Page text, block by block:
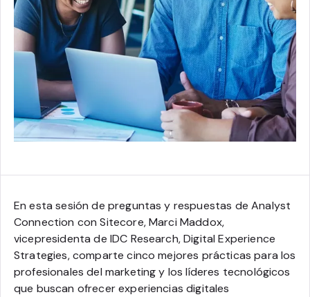
En esta sesión de preguntas y respuestas de Analyst
Connection con Sitecore, Marci Maddox,
vicepresidenta de IDC Research, Digital Experience
Strategies, comparte cinco mejores prácticas para los
profesionales del marketing y los líderes tecnológicos
que buscan ofrecer experiencias digitales